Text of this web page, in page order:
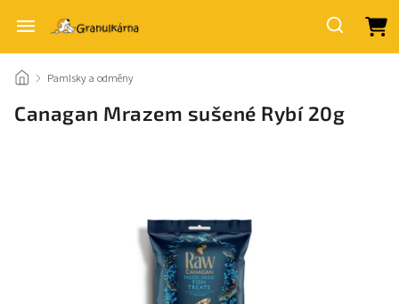
/ Pamlsky a odměny
Canagan Mrazem sušené Rybí 20g